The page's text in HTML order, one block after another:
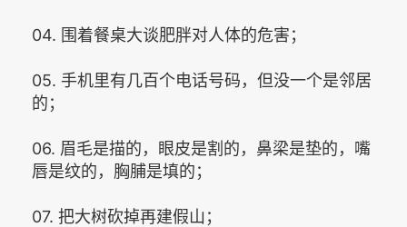
04. 围着餐桌大谈肥胖对人体的危害；
05. 手机里有几百个电话号码，但没一个是邻居
的；
06. 眉毛是描的，眼皮是割的，鼻梁是垫的，嘴
唇是纹的，胸脯是填的；
07. 把大树砍掉再建假山；